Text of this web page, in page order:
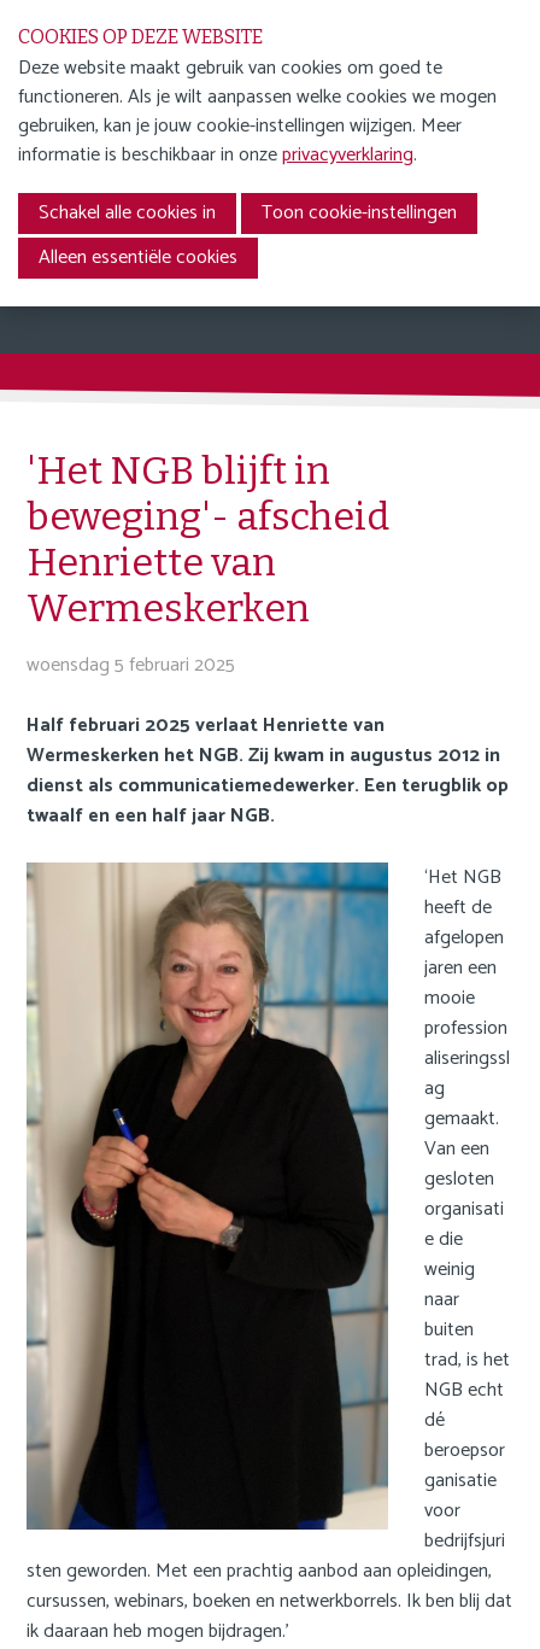
e
r
J
m
t
o
n
a
i
a
t
i
o
J
u
t
a
i
c
o
n
n
t
Menu
Nieuws
'Het NGB blijft in
beweging'- afscheid
Henriette van
Wermeskerken
woensdag 5 februari 2025
Half februari 2025 verlaat Henriette van
Wermeskerken het NGB. Zij kwam in augustus 2012 in
dienst als communicatiemedewerker. Een terugblik op
twaalf en een half jaar NGB.
‘Het NGB
heeft de
afgelopen
jaren een
mooie
profession
aliseringssl
ag
gemaakt.
Van een
gesloten
organisati
e die
weinig
naar
buiten
trad, is het
NGB echt
dé
beroepsor
ganisatie
voor
bedrijfsjuri
sten geworden. Met een prachtig aanbod aan opleidingen,
cursussen, webinars, boeken en netwerkborrels. Ik ben blij dat
ik daaraan heb mogen bijdragen.’
WORD LID
ENGLISH
AGENDA
NIEUWS
NIEUWSOVERZICHT
NGB UPDATES
JURIDISCHE INZICHTEN &
OVER ONS
JDW
FAQ
Privacy statement
Cookie statement
Contact
Inloggen Mijn NGB
🌍 Nederlands
🌍 English
Zoek
English
COOKIES OP DEZE WEBSITE
Deze website maakt gebruik van cookies om goed te
functioneren. Als je wilt aanpassen welke cookies we mogen
gebruiken, kan je jouw cookie-instellingen wijzigen. Meer
informatie is beschikbaar in onzeprivacyverklaring.
Schakel alle cookies in
Toon cookie-instellingen
Alleen essentiële cookies